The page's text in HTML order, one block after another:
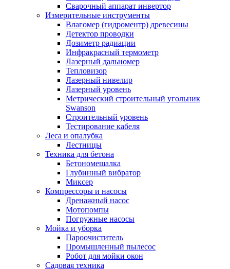
Сварочный аппарат инвертор
Измерительные инструменты
Влагомер (гидроментр) древесины
Детектор проводки
Дозиметр радиации
Инфракрасный термометр
Лазерный дальномер
Тепловизор
Лазерный нивелир
Лазерный уровень
Метрический строительный угольник
Swanson
Строительный уровень
Тестирование кабеля
Леса и опалубка
Лестницы
Техника для бетона
Бетономешалка
Глубинный вибратор
Миксер
Компрессоры и насосы
Дренажный насос
Мотопомпы
Погружные насосы
Мойка и уборка
Пароочиститель
Промышленный пылесос
Робот для мойки окон
Садовая техника